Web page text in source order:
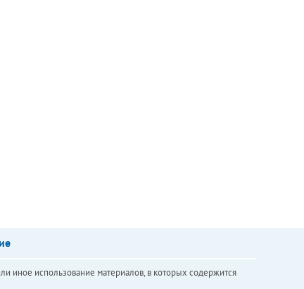
иное использование материалов, в которых содержится